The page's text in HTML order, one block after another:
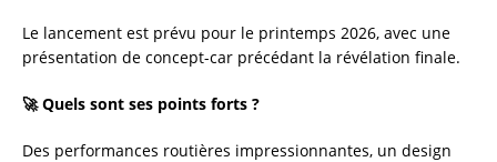
Le lancement est prévu pour le printemps 2026, avec une
présentation de concept-car précédant la révélation finale.
🚀 Quels sont ses points forts ?
Des performances routières impressionnantes, un design